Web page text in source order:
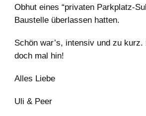
Obhut eines “privaten Parkplatz-
Baustelle überlassen hatten.
Schön war’s, intensiv und zu
doch mal hin!
Alles Liebe
Uli & Peer